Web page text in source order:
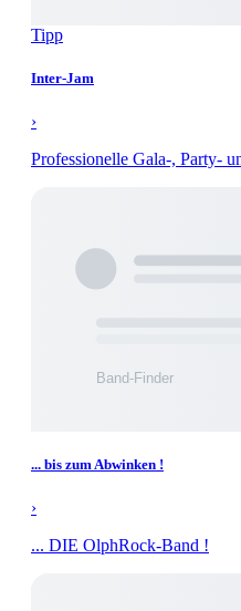
Tipp
Inter-Jam
›
Professionelle Gala-, Party-
... bis zum Abwinken !
›
... DIE OlphRock-Band !